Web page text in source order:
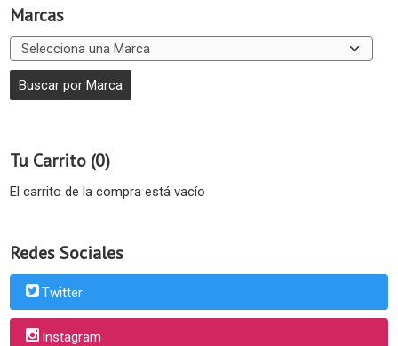
Marcas
Tu Carrito (0)
El carrito de la compra está vacío
Redes Sociales
Twitter
Instagram